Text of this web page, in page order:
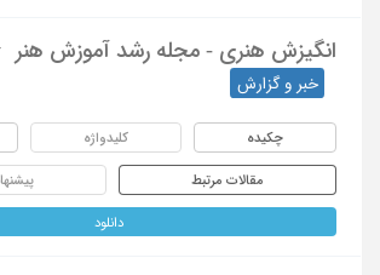
انگیزش هنری - مجله رشد آموزش هنر
خبر و گزارش
چکیده کلیدواژه
مقالات مرتبط
دانلود